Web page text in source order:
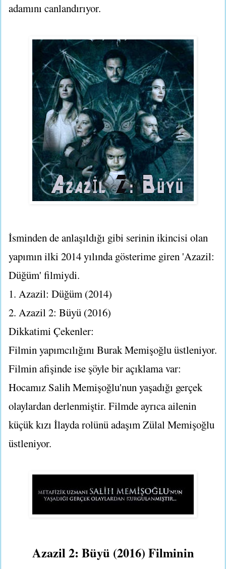
adamını canlandırıyor.
İsminden de anlaşıldığı gibi serinin ikincisi olan
yapımın ilki 2014 yılında gösterime giren 'Azazil:
Düğüm' filmiydi.
1. Azazil: Düğüm (2014)
2. Azazil 2: Büyü (2016)
Dikkatimi Çekenler:
Filmin yapımcılığını Burak Memişoğlu üstleniyor.
Filmin afişinde ise şöyle bir açıklama var:
Hocamız Salih Memişoğlu'nun yaşadığı gerçek
olaylardan derlenmiştir. Filmde ayrıca ailenin
küçük kızı İlayda rolünü adaşım Zülal Memişoğlu
üstleniyor.
Azazil 2: Büyü (2016) Filminin